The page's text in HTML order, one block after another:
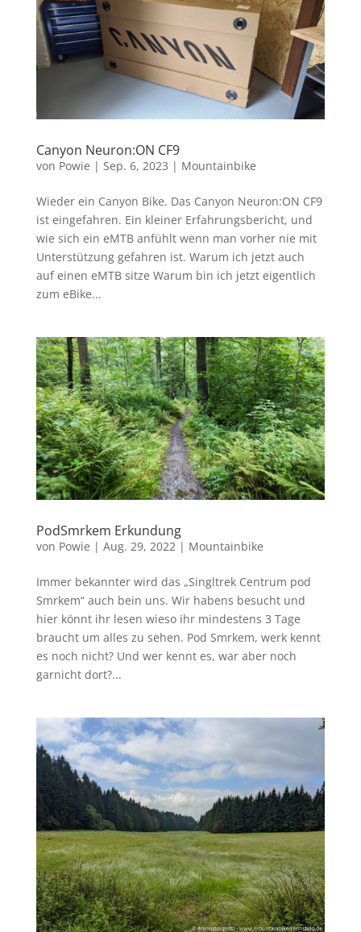
Canyon Neuron:ON CF9
von Powie | Sep. 6, 2023 | Mountainbike
Wieder ein Canyon Bike. Das Canyon Neuron:ON CF9
ist eingefahren. Ein kleiner Erfahrungsbericht, und
wie sich ein eMTB anfühlt wenn man vorher nie mit
Unterstützung gefahren ist. Warum ich jetzt auch
auf einen eMTB sitze Warum bin ich jetzt eigentlich
zum eBike...
PodSmrkem Erkundung
von Powie | Aug. 29, 2022 | Mountainbike
Immer bekannter wird das „Singltrek Centrum pod
Smrkem“ auch bein uns. Wir habens besucht und
hier könnt ihr lesen wieso ihr mindestens 3 Tage
braucht um alles zu sehen. Pod Smrkem, werk kennt
es noch nicht? Und wer kennt es, war aber noch
garnicht dort?...